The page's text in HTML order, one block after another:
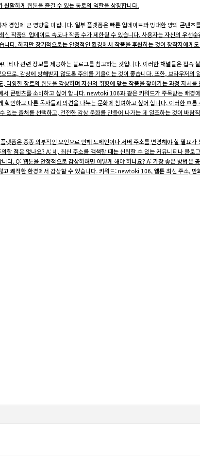
활하게 웹툰을 즐길 수 있는 통로의 역할을 상징합니다.
경험에 큰 영향을 미칩니다. 일부 플랫폼은 빠른 업데이트와 방대한 양의 콘텐
작품의 업데이트 속도나 작품 수가 제한될 수 있습니다. 사용자는 자신의 우선
다. 하지만 장기적으로는 안정적인 환경에서 작품을 후원하는 것이 창작자에게
티나 관련 정보를 제공하는 블로그를 참고하는 것입니다. 이러한 채널들은 접속
므로, 감상에 방해받지 않도록 주의를 기울이는 것이 좋습니다. 또한, 브라우저
다양한 장르의 웹툰을 감상하며 자신의 취향에 맞는 작품을 찾아가는 과정 자체를
콘텐츠를 소비하고 싶어 합니다. newtoki 106과 같은 키워드가 주목받는 배경
확인하고 다른 독자들과 의견을 나누는 문화에 참여하고 싶어 합니다. 이러한 흐
있는 출처를 선택하고, 건전한 감상 문화를 만들어 나가는 데 일조하는 것이 바
폼은 종종 외부적인 요인으로 인해 도메인이나 서버 주소를 변경해야 할 필요
할 점은 없나요? A: 네, 최신 주소를 검색할 때는 신뢰할 수 있는 커뮤니티나 블
다. Q: 웹툰을 안정적으로 감상하려면 어떻게 해야 하나요? A: 가장 좋은 방법은
쾌적한 환경에서 감상할 수 있습니다. 키워드: newtoki 106, 웹툰 최신 주소, 만